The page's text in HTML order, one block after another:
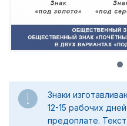
Знаки
12-15 рабочих
предоплате.